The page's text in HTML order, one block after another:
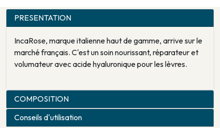
PRESENTATION
IncaRose, marque italienne haut de gamme, arrive sur le
marché français. C'est un soin nourissant, réparateur et
volumateur avec acide hyaluronique pour les lèvres.
COMPOSITION
Conseils d'utilisation